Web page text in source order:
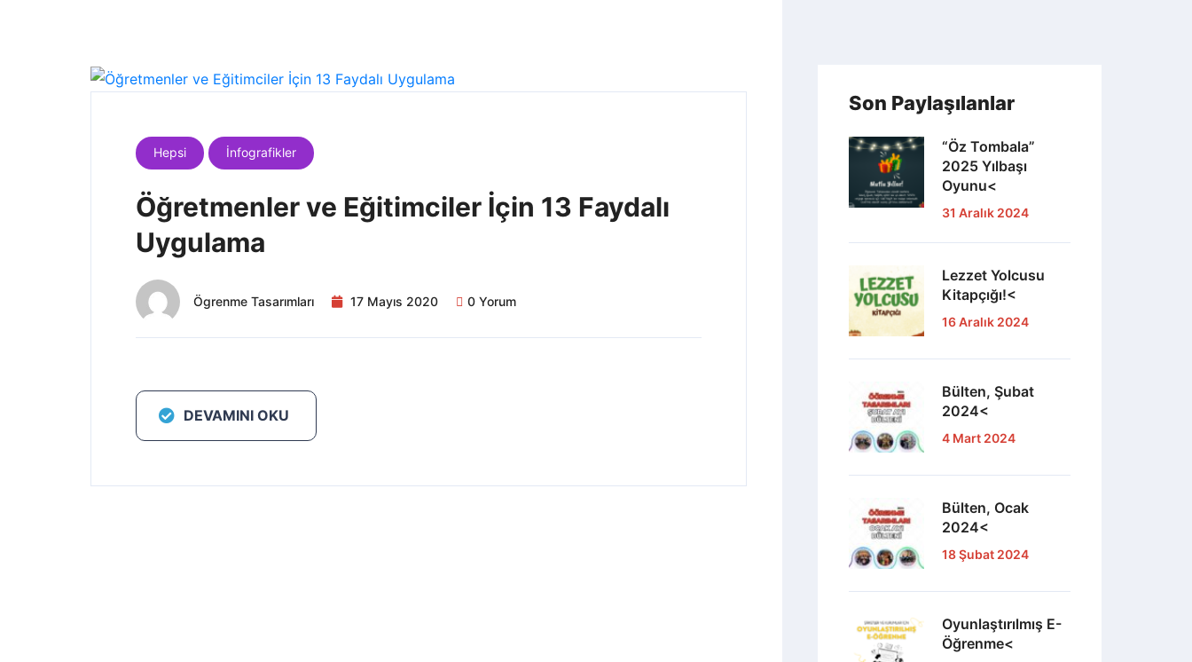
Hepsi İnfografikler
Öğretmenler ve Eğitimciler İçin 13 Faydalı
Uygulama
Ögrenme Tasarımları 17 Mayıs 2020 0 Yorum
DEVAMINI OKU
Son Paylaşılanlar
“Öz Tombala”
2025 Yılbaşı
Oyunu<
31 Aralık 2024
Lezzet Yolcusu
Kitapçığı!<
16 Aralık 2024
Bülten, Şubat
2024<
4 Mart 2024
Bülten, Ocak
2024<
18 Şubat 2024
Oyunlaştırılmış E-
Öğrenme<